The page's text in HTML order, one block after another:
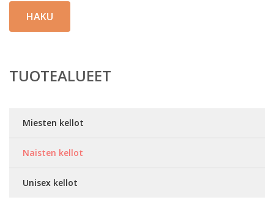
HAKU
TUOTEALUEET
Miesten kellot
Naisten kellot
Unisex kellot